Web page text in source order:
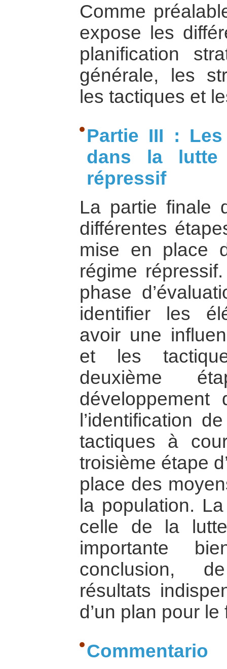
Comme
expose les
planification
générale, les
les tactiques et
Partie III :
dans la lutte
répressif
La partie finale
différentes
mise en place
régime
phase
identifier les
avoir une
et les
deuxième
l’identification
tactiques à
troisième étape
place des
la population.
celle de la
importante
conclusion,
résultats
d’un plan pour le
Commentario